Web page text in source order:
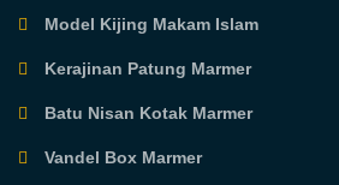
Model Kijing Makam Islam
Kerajinan Patung Marmer
Batu Nisan Kotak Marmer
Vandel Box Marmer